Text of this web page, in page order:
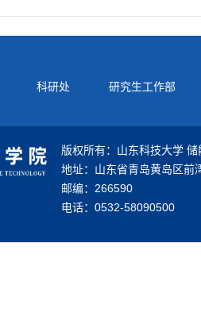
科研处 研究生工作部
版权所有：山东科技大学
地址：山东省青岛黄岛区前
邮编：266590
电话：0532-58090500